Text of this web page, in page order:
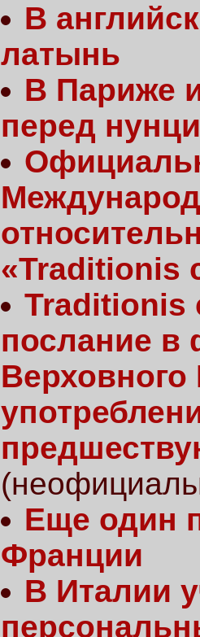
В
латынь
В Париже
перед
«Traditionis
Traditionis
послание
Еще один
Франции
В Италии